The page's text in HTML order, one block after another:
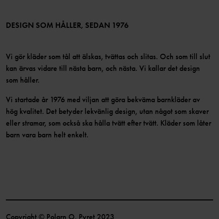
Bli medlem
DESIGN SOM HÅLLER, SEDAN 1976
Vi gör kläder som tål att älskas, tvättas och slitas. Och som till slut
kan ärvas vidare till nästa barn, och nästa. Vi kallar det design
som håller.
Vi startade år 1976 med viljan att göra bekväma barnkläder av
hög kvalitet. Det betyder lekvänlig design, utan något som skaver
eller stramar, som också ska hålla tvätt efter tvätt. Kläder som låter
barn vara barn helt enkelt.
Copyright © Polarn O. Pyret 2023